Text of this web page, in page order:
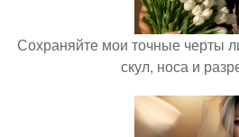
Сохраняйте мои точные черты
скул, носа и